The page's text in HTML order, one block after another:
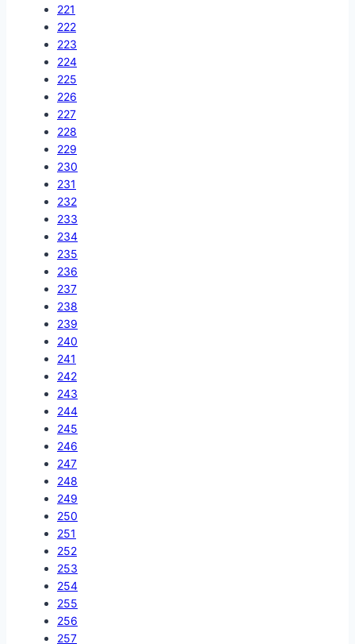
221
222
223
224
225
226
227
228
229
230
231
232
233
234
235
236
237
238
239
240
241
242
243
244
245
246
247
248
249
250
251
252
253
254
255
256
257